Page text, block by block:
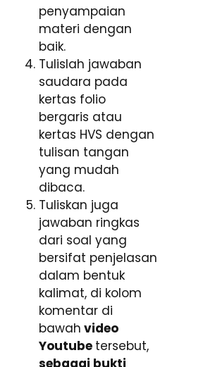
penyampaian
materi dengan
baik.
Tulislah jawaban
saudara pada
kertas folio
bergaris atau
kertas HVS dengan
tulisan tangan
yang mudah
dibaca.
Tuliskan juga
jawaban ringkas
dari soal yang
bersifat penjelasan
dalam bentuk
kalimat, di kolom
komentar di
bawah video
Youtube tersebut,